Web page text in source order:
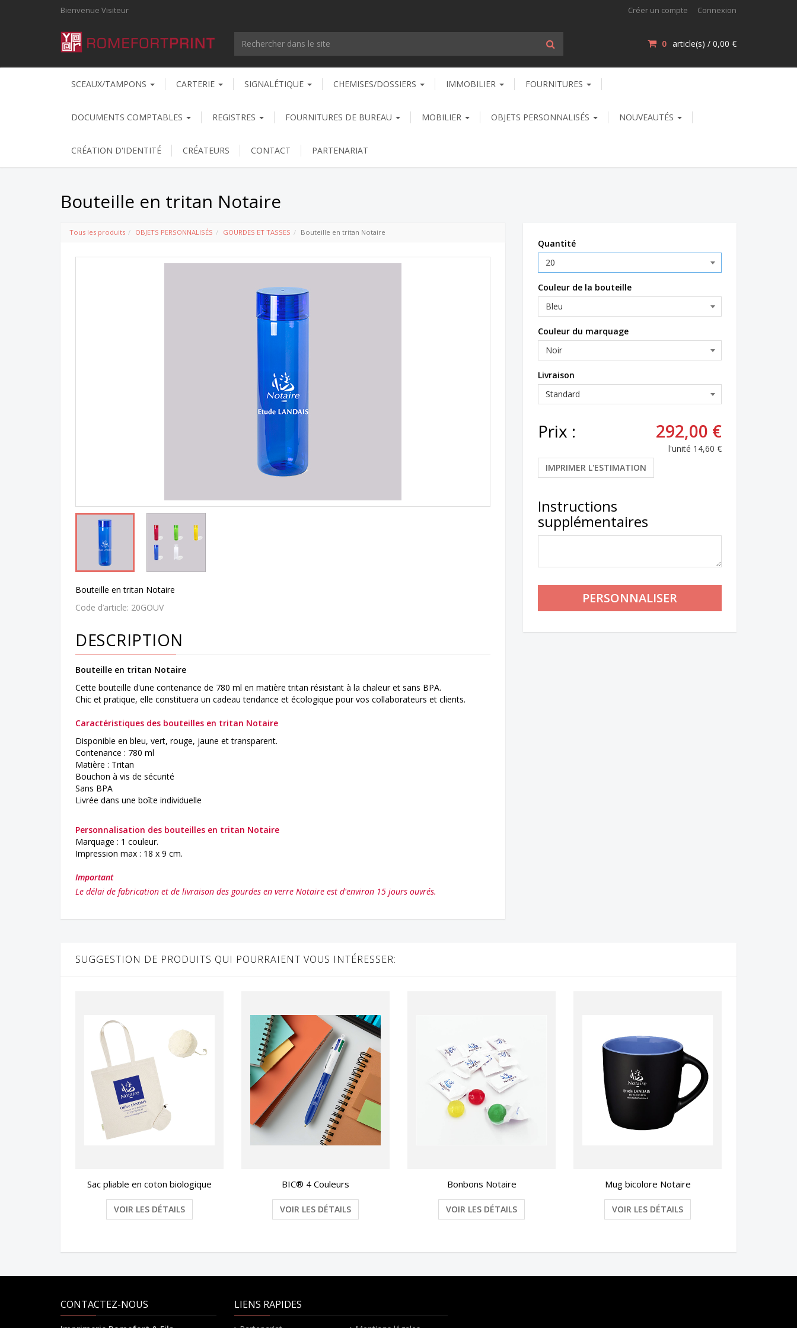
Bienvenue Visiteur Créer un compte Connexion
0 article(s) / 0,00 €
SCEAUX/TAMPONS CARTERIE SIGNALÉTIQUE CHEMISES/DOSSIERS IMMOBILIER FOURNITURES
DOCUMENTS COMPTABLES REGISTRES FOURNITURES DE BUREAU MOBILIER OBJETS PERSONNALISÉS NOUVEAUTÉS
CRÉATION D'IDENTITÉ CRÉATEURS CONTACT PARTENARIAT
Bouteille en tritan Notaire
Quantité
Couleur de la bouteille
Couleur du marquage
Livraison
Prix : 292,00 €
l'unité 14,60 €
IMPRIMER L'ESTIMATION
Instructions
supplémentaires
Tous les produits OBJETS PERSONNALISÉS GOURDES ET TASSES Bouteille en tritan Notaire
Bouteille en tritan Notaire
Code d’article: 20GOUV
DESCRIPTION
Bouteille en tritan Notaire
Cette bouteille d'une contenance de 780 ml en matière tritan résistant à la chaleur et sans BPA.
Chic et pratique, elle constituera un cadeau tendance et écologique pour vos collaborateurs et clients.
Caractéristiques des bouteilles en tritan Notaire
Disponible en bleu, vert, rouge, jaune et transparent.
Contenance : 780 ml
Matière : Tritan
Bouchon à vis de sécurité
Sans BPA
Livrée dans une boîte individuelle
Personnalisation des bouteilles en tritan Notaire
Marquage : 1 couleur.
Impression max : 18 x 9 cm.
Important
Le délai de fabrication et de livraison des gourdes en verre Notaire est d'environ 15 jours ouvrés.
SUGGESTION DE PRODUITS QUI POURRAIENT VOUS INTÉRESSER:
Sac pliable en coton biologique
VOIR LES DÉTAILS
BIC® 4 Couleurs
VOIR LES DÉTAILS
Bonbons Notaire
VOIR LES DÉTAILS
Mug bicolore Notaire
VOIR LES DÉTAILS
CONTACTEZ-NOUS LIENS RAPIDES